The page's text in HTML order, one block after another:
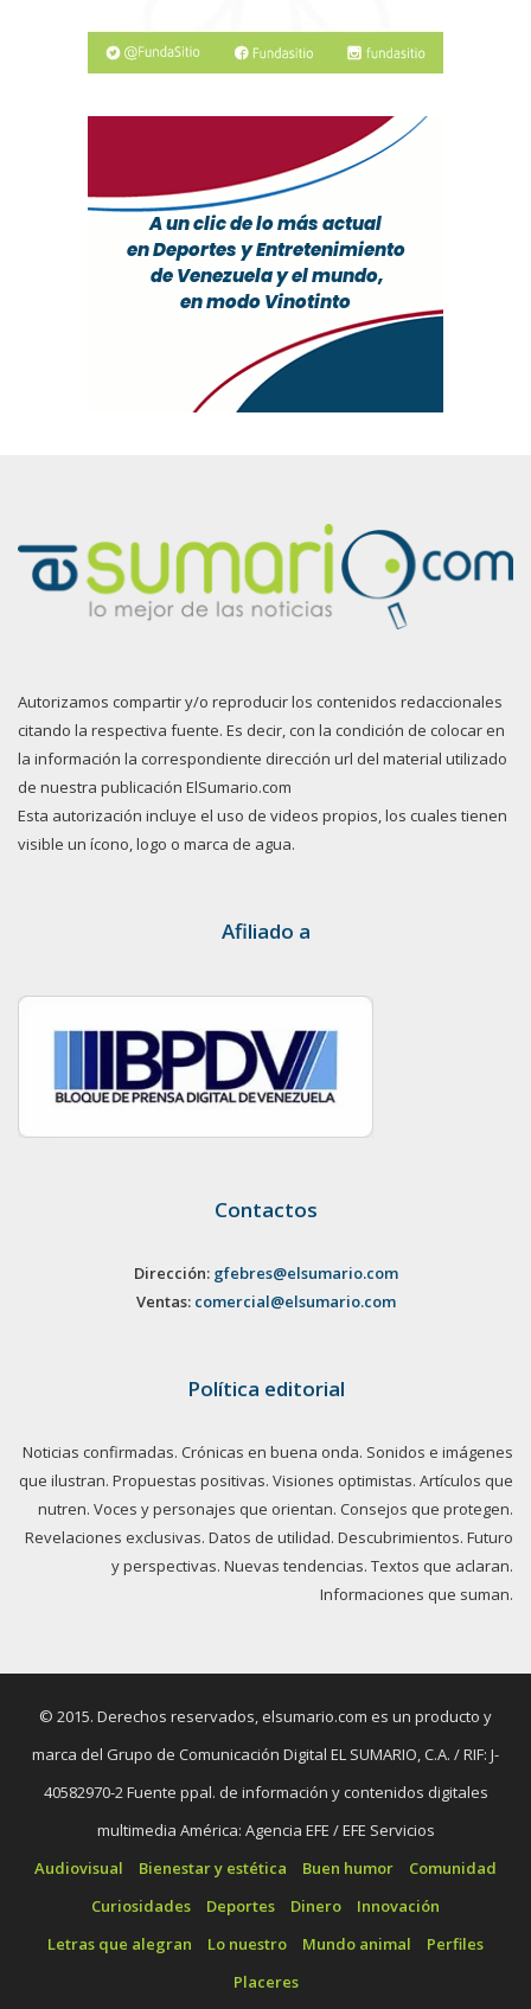
Autorizamos compartir y/o reproducir los contenidos redaccionales
citando la respectiva fuente. Es decir, con la condición de colocar en
la información la correspondiente dirección url del material utilizado
de nuestra publicación ElSumario.com
Esta autorización incluye el uso de videos propios, los cuales tienen
visible un ícono, logo o marca de agua.
Afiliado a
Contactos
Dirección: gfebres@elsumario.com
Ventas: comercial@elsumario.com
Política editorial
Noticias confirmadas. Crónicas en buena onda. Sonidos e imágenes
que ilustran. Propuestas positivas. Visiones optimistas. Artículos que
nutren. Voces y personajes que orientan. Consejos que protegen.
Revelaciones exclusivas. Datos de utilidad. Descubrimientos. Futuro
y perspectivas. Nuevas tendencias. Textos que aclaran.
Informaciones que suman.
© 2015. Derechos reservados, elsumario.com es un producto y
marca del Grupo de Comunicación Digital EL SUMARIO, C.A. / RIF: J-
40582970-2 Fuente ppal. de información y contenidos digitales
multimedia América: Agencia EFE / EFE Servicios
Audiovisual
Bienestar y estética Buen humor
Comunidad
Curiosidades
Deportes Dinero
Innovación
Letras que alegran
Lo nuestro Mundo animal
Perfiles
Placeres